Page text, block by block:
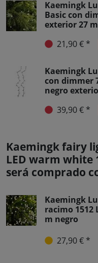
Kaemingk
Basic con
exterior 27
21,90 € *
Kaemingk
con dimmer
negro
39,90 € *
Kaemingk fairy
LED warm white
será comprado
Kaemingk
racimo 1512
m negro
27,90 € *